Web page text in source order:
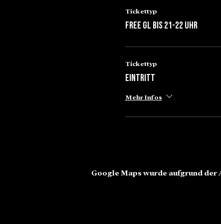
Tickettyp
Free GL bis 21-22 Uhr
Tickettyp
Eintritt
Mehr Infos
Google Maps wurde aufgrund